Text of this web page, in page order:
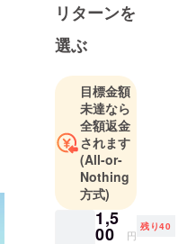
涯目標と定
めて、事業
を展開。
オリジナル
椅子体操
「ナイス体
操」を軸と
した事業
で、人々の
健康支援
と、健康寿
リターンを
選ぶ
目標金額
未達なら
全額返金
されます
(All-or-
Nothing
方式)
1,5
00 円
残り40